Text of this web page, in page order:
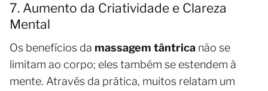
7. Aumento da Criatividade e Clareza
Mental
Os benefícios da massagem tântrica não se
limitam ao corpo; eles também se estendem à
mente. Através da prática, muitos relatam um